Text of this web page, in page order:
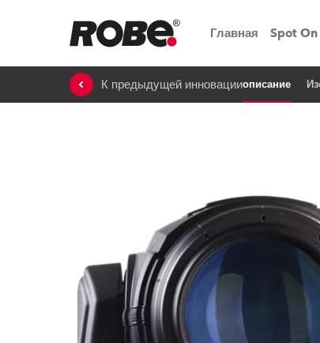
Главная Spot On
К предыдущей инновацииописание